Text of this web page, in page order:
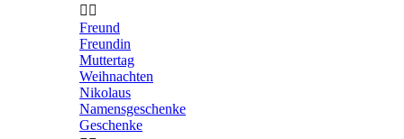
 
Freund
Freundin
Muttertag
Weihnachten
Nikolaus
Namensgeschenke
Geschenke